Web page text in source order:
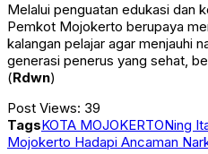
Melalui penguatan edukasi dan
Pemkot Mojokerto berupaya
kalangan pelajar agar menjauhi
generasi penerus yang sehat,
(Rdwn)
Post Views: 39
TagsKOTA MOJOKERTONing
Mojokerto Hadapi Ancaman